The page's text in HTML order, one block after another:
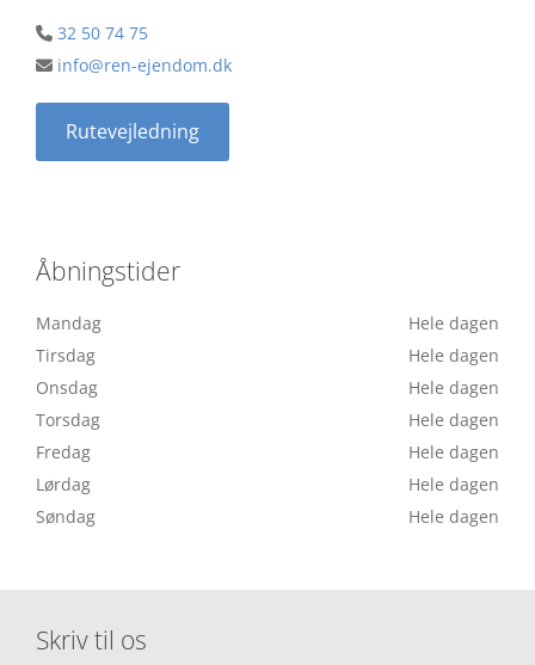
 32 50 74 75
 info@ren-ejendom.dk
Rutevejledning
Åbningstider
Mandag
Hele dagen
Tirsdag
Hele dagen
Onsdag
Hele dagen
Torsdag
Hele dagen
Fredag
Hele dagen
Lørdag
Hele dagen
Søndag
Hele dagen
Skriv til os